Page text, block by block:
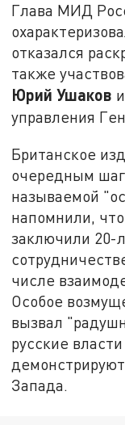
Глава МИД
отказался
также
Юрий Ушаков
управления
Британское
очередным
называемой
напомнили,
заключили 20-
числе
Особое
вызвал
русские
Запада.